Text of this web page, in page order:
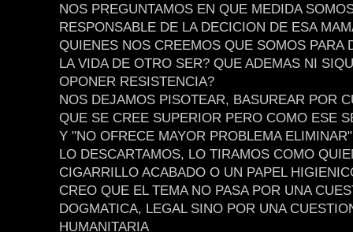
NOS PREGUNTAMOS EN QUE MEDIDA
RESPONSABLE DE LA DECICION DE ESA
QUIENES NOS CREEMOS QUE SOMOS PARA
LA VIDA DE OTRO SER? QUE ADEMAS NI
OPONER RESISTENCIA?
NOS DEJAMOS PISOTEAR, BASUREAR POR
QUE SE CREE SUPERIOR PERO COMO ESE
Y "NO OFRECE MAYOR PROBLEMA
LO DESCARTAMOS, LO TIRAMOS COMO
CIGARRILLO ACABADO O UN PAPEL
CREO QUE EL TEMA NO PASA POR UNA
DOGMATICA, LEGAL SINO POR UNA
HUMANITARIA